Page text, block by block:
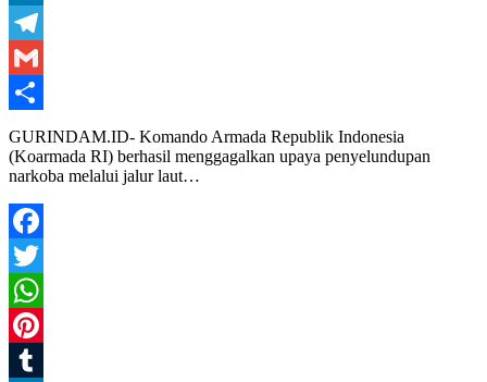
LinkedIn
Telegram
Gmail
Share
GURINDAM.ID- Komando Armada Republik Indonesia
(Koarmada RI) berhasil menggagalkan upaya penyelundupan
narkoba melalui jalur laut…
Facebook
Twitter
WhatsApp
Pinterest